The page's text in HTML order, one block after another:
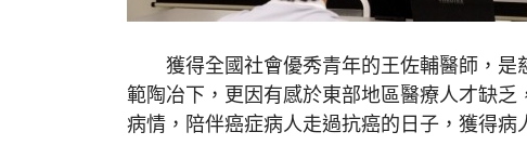
獲得全國社會優秀青年的王佐輔醫師，是
範陶冶下，更因有感於東部地區醫療人才缺
病情，陪伴癌症病人走過抗癌的日子，獲得病